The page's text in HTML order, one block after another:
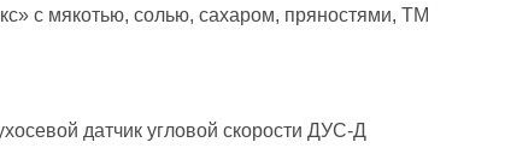
с мякотью, солью, сахаром, пряностями, ТМ
датчик угловой скорости ДУС-Д